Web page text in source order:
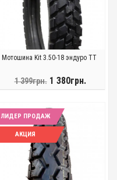
Мотошина Kit 3.50-18 эндуро TT
1 399грн. 1 380грн.
ЛИДЕР ПРОДАЖ
АКЦИЯ